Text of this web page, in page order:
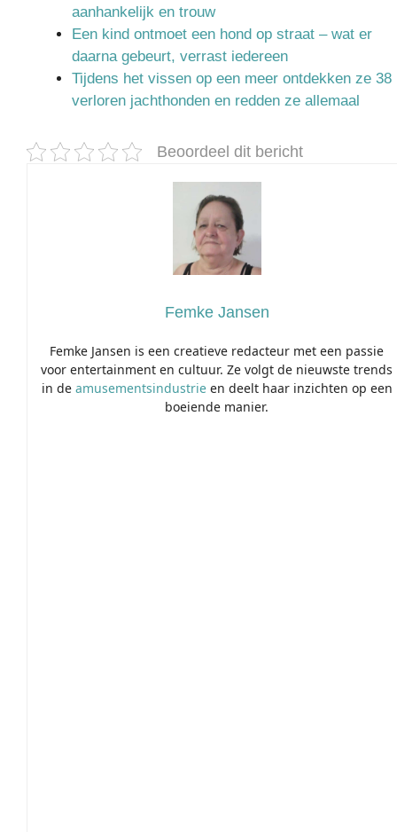
aanhankelijk en trouw
Een kind ontmoet een hond op straat – wat er
daarna gebeurt, verrast iedereen
Tijdens het vissen op een meer ontdekken ze 38
verloren jachthonden en redden ze allemaal
Beoordeel dit bericht
Femke Jansen
Femke Jansen is een creatieve redacteur met een passie
voor entertainment en cultuur. Ze volgt de nieuwste trends
in de amusementsindustrieen deelt haar inzichten op een
boeiende manier.